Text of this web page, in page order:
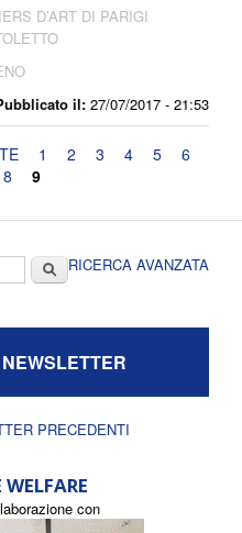
il: 27/07/2017 - 21:53
D’ART DI PARIGI
1 2 3 4 5
6
8 9
CercaRICERCA AVANZATA
PRECEDENTI
con